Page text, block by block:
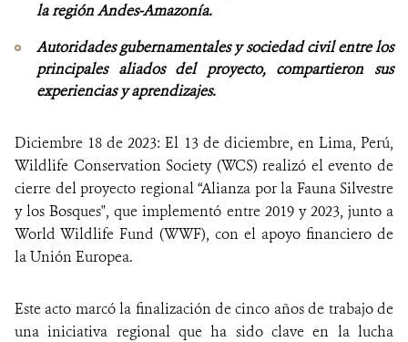
la región Andes-Amazonía.
Autoridades gubernamentales y sociedad civil entre los
principales aliados del proyecto, compartieron sus
experiencias y aprendizajes.
Diciembre 18 de 2023: El 13 de diciembre, en Lima, Perú,
Wildlife Conservation Society (WCS) realizó el evento de
cierre del proyecto regional “Alianza por la Fauna Silvestre
y los Bosques", que implementó entre 2019 y 2023, junto a
World Wildlife Fund (WWF), con el apoyo financiero de
la Unión Europea.
Este acto marcó la finalización de cinco años de trabajo de
una iniciativa regional que ha sido clave en la lucha